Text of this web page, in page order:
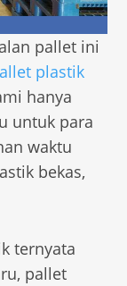
pallet ini
plastik
hanya
untuk para
waktu
bekas,
ternyata
pallet